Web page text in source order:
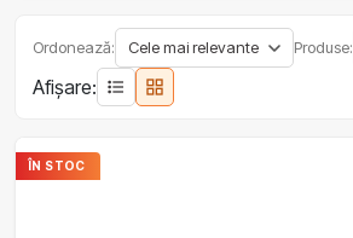
Ordonează: Produse:
Afișare:
ÎN STOC